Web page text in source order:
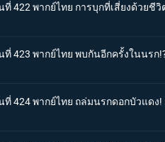
ที่ 422 พากย์ไทย การบุกที่เสี่ยงด้วยชี
ที่ 423 พากย์ไทย พบกันอีกครั้งในนรก
ที่ 424 พากย์ไทย ถล่มนรกดอกบัวแด